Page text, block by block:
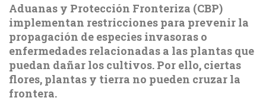
Aduanas y Protección Fronteriza (CBP)
implementan restricciones para prevenir la
propagación de especies invasoras o
enfermedades relacionadas a las plantas que
puedan dañar los cultivos. Por ello, ciertas
flores, plantas y tierra no pueden cruzar la
frontera.